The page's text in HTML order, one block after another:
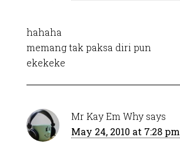
hahaha
memang tak paksa diri pun
ekekeke
Mr Kay Em Why says
May 24, 2010 at 7:28 pm